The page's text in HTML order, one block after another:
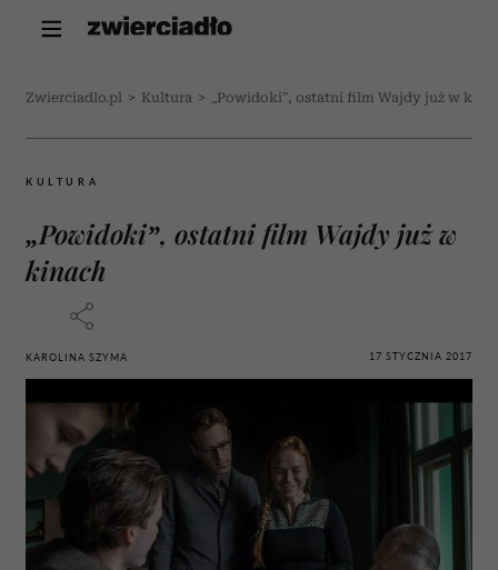
Zwierciadlo.pl > Kultura > „Powidoki”, ostatni film Wajdy już w
KULTURA
„Powidoki”, ostatni film Wajdy już w
kinach
KAROLINA SZYMA 17 STYCZNIA 2017